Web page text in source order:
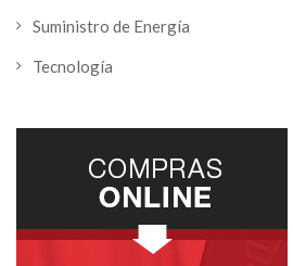
Suministro de Energía
Tecnología